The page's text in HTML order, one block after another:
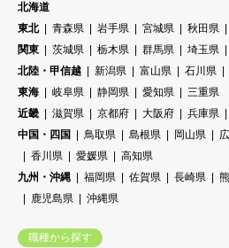
北海道
東北
青森県 岩手県 宮城県 秋田県
関東
茨城県 栃木県 群馬県 埼玉県
北陸・甲信越
新潟県 富山県 石川県
東海
岐阜県 静岡県 愛知県
三重県
近畿
滋賀県 京都府 大阪府 兵庫県
中国・四国
鳥取県 島根県 岡山県
香川県
愛媛県
高知県
九州・沖縄
福岡県 佐賀県 長崎県
鹿児島県
沖縄県
職種から探す